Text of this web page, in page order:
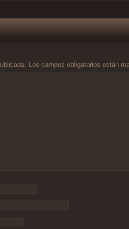
Los campos obligatorios están